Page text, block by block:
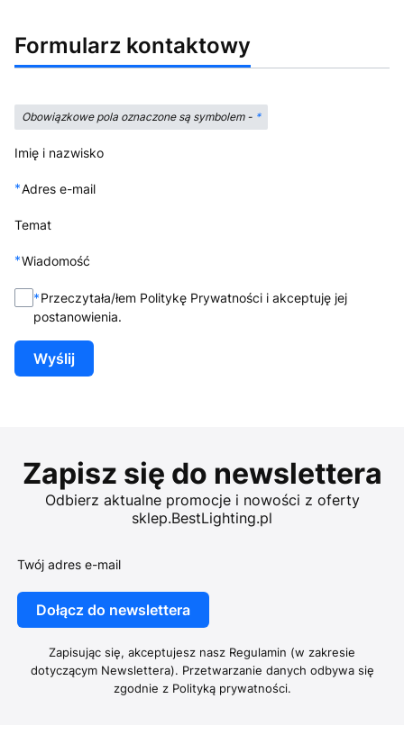
Formularz kontaktowy
Obowiązkowe pola oznaczone są symbolem - *
Imię i nazwisko
*Adres e-mail
Temat
*Wiadomość
*Przeczytała/łem Politykę Prywatności i akceptuję jej
postanowienia.
Wyślij
Zapisz się do newslettera
Odbierz aktualne promocje i nowości z oferty
sklep.BestLighting.pl
Twój adres e-mail
Dołącz do newslettera
Zapisując się, akceptujesz nasz Regulamin (w zakresie
dotyczącym Newslettera). Przetwarzanie danych odbywa się
zgodnie z Polityką prywatności.